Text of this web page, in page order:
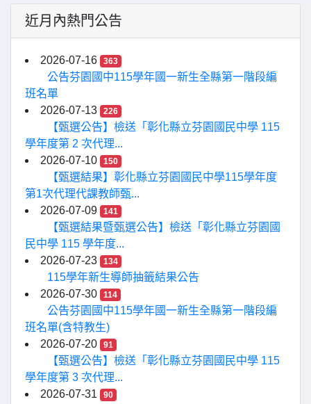
近月內熱門公告
2026-07-16 363
公告芬園國中115學年國一新生全縣第一階段編
班名單
2026-07-13
226
【甄選公告】檢送「彰化縣立芬園國民中學 115
學年度第 2 次代理...
2026-07-10
150
【甄選結果】彰化縣立芬園國民中學115學年度
第1次代理代課教師甄...
2026-07-09
141
【甄選結果暨甄選公告】檢送「彰化縣立芬園國
民中學 115 學年度...
2026-07-23
134
115學年新生導師抽籤結果公告
2026-07-30
114
公告芬園國中115學年國一新生全縣第一階段編
班名單(含特教生)
2026-07-20
91
【甄選公告】檢送「彰化縣立芬園國民中學 115
學年度第 3 次代理...
2026-07-31
90